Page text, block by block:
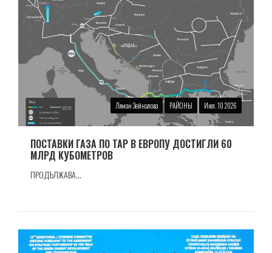
Ляман Зейналова РАЙОНЫ Июл. 10 2026
ПОСТАВКИ ГАЗА ПО TAP В ЕВРОПУ ДОСТИГЛИ 60
МЛРД КУБОМЕТРОВ
ПРОДЪЛЖАВА...